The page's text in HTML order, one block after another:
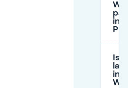
in
Is er
in